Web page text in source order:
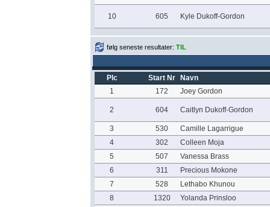
10 605 Kyle Dukoff-Gordon
følg seneste resultater: TIL
Plc Start Nr
Navn
1
172 Joey Gordon
2 604 Caitlyn Dukoff-Gordon
3 530
Camille Lagarrigue
4
302
Colleen Moja
5
507
Vanessa Brass
6
311
Precious Mokone
7
528
Lethabo Khunou
8
1320
Yolanda Prinsloo